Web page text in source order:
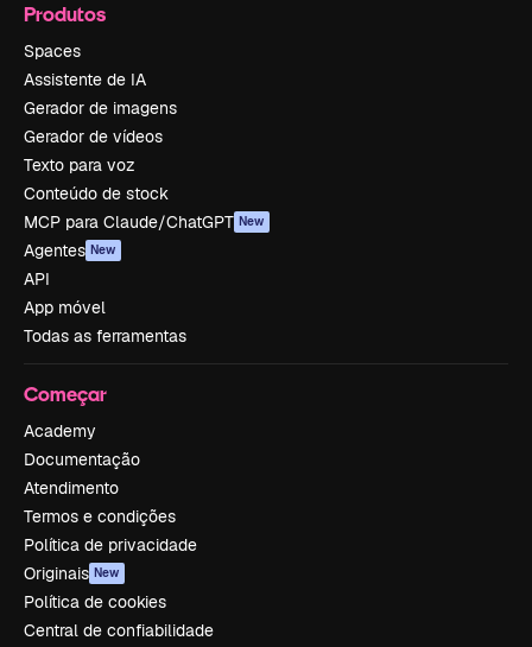
Produtos
Spaces
Assistente de IA
Gerador de imagens
Gerador de vídeos
Texto para voz
Conteúdo de stock
MCP para Claude/ChatGPT New
Agentes New
API
App móvel
Todas as ferramentas
Começar
Academy
Documentação
Atendimento
Termos e condições
Política de privacidade
Originais New
Política de cookies
Central de confiabilidade